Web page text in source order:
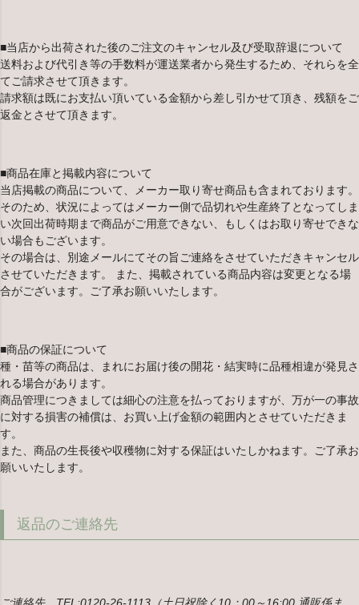
■当店から出荷された後のご注文のキャンセル及び受取辞退について
送料および代引き等の手数料が運送業者から発生するため、それらを全
てご請求させて頂きます。
請求額は既にお支払い頂いている金額から差し引かせて頂き、残額をご
返金とさせて頂きます。
■商品在庫と掲載内容について
当店掲載の商品について、メーカー取り寄せ商品も含まれております。
そのため、状況によってはメーカー側で品切れや生産終了となってしま
い次回出荷時期まで商品がご用意できない、もしくはお取り寄せできな
い場合もございます。
その場合は、別途メールにてその旨ご連絡をさせていただきキャンセル
させていただきます。 また、掲載されている商品内容は変更となる場
合がございます。ご了承お願いいたします。
■商品の保証について
種・苗等の商品は、まれにお届け後の開花・結実時に品種相違が発見さ
れる場合があります。
商品管理につきましては細心の注意を払っておりますが、万が一の事故
に対する損害の補償は、お買い上げ金額の範囲内とさせていただきま
す。
また、商品の生長後や収穫物に対する保証はいたしかねます。ご了承お
願いいたします。
返品のご連絡先